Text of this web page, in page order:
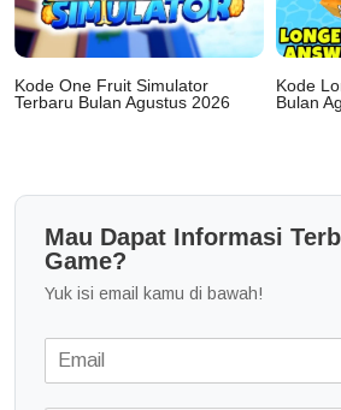
Kode One Fruit Simulator
Terbaru Bulan Agustus 2026
Kode
Bulan
Mau Dapat Informasi
Game?
Yuk isi email kamu di bawah!